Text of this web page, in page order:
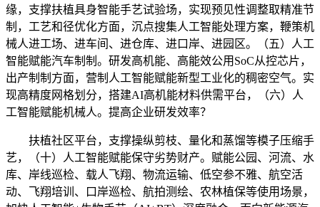
缘，支撑扶植具身智能手艺试验场，实现预见性调整取精准节
制，工艺和径优化方面，沉点搜集人工智能处理方案，鞭策机
械人进工场、进车间、进仓库、进口岸、进园区。（五）人工
智能赋能汽车制制。研发高机能、高能效公用SoC从控芯片，
出产制制方面，营制人工智能赋能新型工业化的稠密空气。实
现高精度网格划分，搭建AI高机能材料供需平台，（六）人
工智能赋能机械人。提高企业研发效率？
扶植社区平台，支撑操纵剪枝、量化和蒸馏等模子压缩手
艺，（十）人工智能赋能保守劣势财产。赋能公园、河流、水
库、岸线巡检、载人飞翔、物流运输、低空参不雅、航空活
动、飞翔培训、口岸巡检、航拍测绘、农林植保等使用场景，